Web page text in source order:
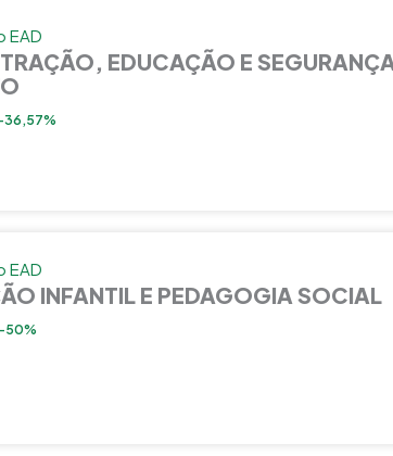
EAD
EDUCAÇÃO E
36,57%
EAD
INFANTIL E PEDAGOGIA SOCIAL
-50%